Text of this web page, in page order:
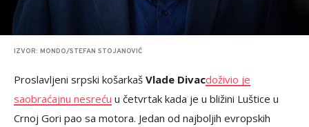
IZVOR: MONDO/STEFAN STOJANOVIĆ
Proslavljeni srpski košarkaš Vlade Divacdoživio je
saobraćajnu nesreću u četvrtak kada je u bližini Luštice u
Crnoj Gori pao sa motora. Jedan od najboljih evropskih